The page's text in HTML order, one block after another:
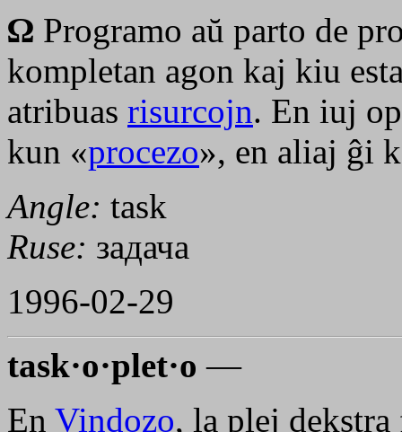
Ω Programo aŭ parto de
kompletan agon kaj kiu
atribuas risurcojn. En iuj
kun «procezo», en aliaj ĝi
Angle: task
Ruse: задача
1996-02-29
task·o·plet·o —
En Vindozo, la plej